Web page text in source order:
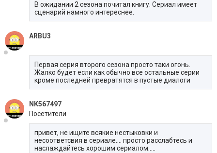
В ожидании 2 сезона почитал книгу. Сериал имеет
сценарий намного интереснее.
ARBU3
Первая серия второго сезона просто таки огонь.
Жалко будет если как обычно все остальные серии
кроме последней превратятся в пустые диалоги
NK567497
Посетители
привет, не ищите всякие нестыковки и
несоответсвия в сериале.... просто расслабтесь и
наслаждайтесь хорошим сериалом.....